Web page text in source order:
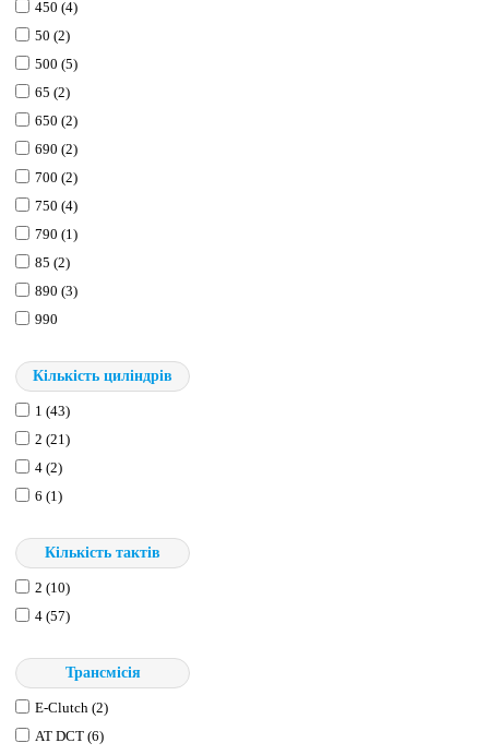
450 (4)
50 (2)
500 (5)
65 (2)
650 (2)
690 (2)
700 (2)
750 (4)
790 (1)
85 (2)
890 (3)
990
Кількість циліндрів
1 (43)
2 (21)
4 (2)
6 (1)
Кількість тактів
2 (10)
4 (57)
Трансмісія
E-Clutch (2)
АТ DCT (6)